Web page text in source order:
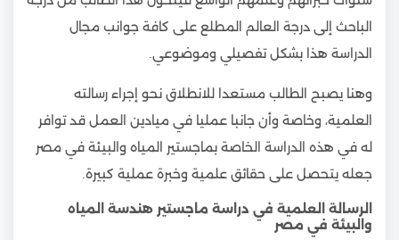
الباحث إلى درجة العالم المطلع على كافة جوانب مجال
الدراسة هذا بشكل تفصيلي وموضوعي.
وهنا يصبح الطالب مستعدا للانطلاق نحو إجراء رسالته
العلمية، وخاصة وأن جانبا عمليا في ميادين العمل قد توافر
له في هذه الدراسة الخاصة بماجستير المياه والبيئة في مصر
جعله يتحصل على حقائق علمية وخبرة عملية كبيرة.
الرسالة العلمية في دراسة ماجستير هندسة المياه
والبيئة في مصر